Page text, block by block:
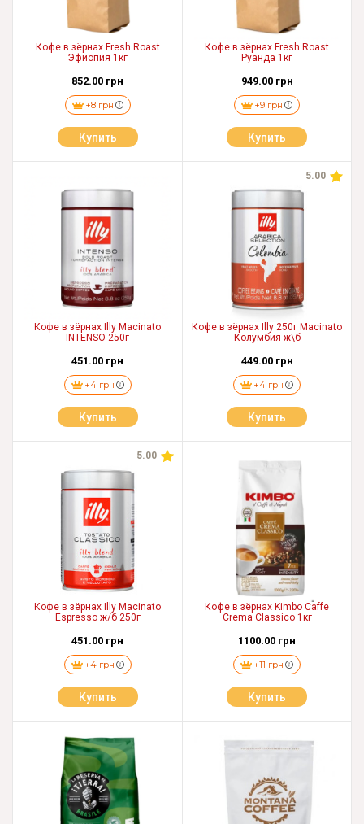
Кофе в зёрнах Fresh Roast
Эфиопия 1кг
852.00 грн
+8 грн
Купить
Кофе в зёрнах Fresh Roast
Руанда 1кг
949.00 грн
+9 грн
Купить
Кофе в зёрнах Illy Macinato
INTENSO 250г
451.00 грн
+4 грн
Купить
5.00
Кофе в зёрнах Illy 250г Macinato
Колумбия ж\б
449.00 грн
+4 грн
Купить
5.00
Кофе в зёрнах Illy Macinato
Espresso ж/б 250г
451.00 грн
+4 грн
Купить
Кофе в зёрнах Kimbo Caffe
Crema Classico 1кг
1100.00 грн
+11 грн
Купить